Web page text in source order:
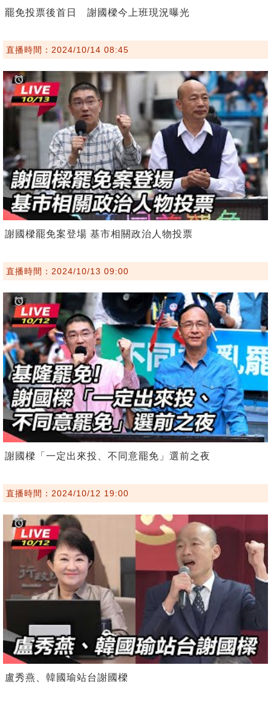
罷免投票後首日 謝國樑今上班現況曝光
直播時間：2024/10/14 08:45
謝國樑罷免案登場 基市相關政治人物投票
直播時間：2024/10/13 09:00
謝國樑「一定出來投、不同意罷免」選前之夜
直播時間：2024/10/12 19:00
盧秀燕、韓國瑜站台謝國樑